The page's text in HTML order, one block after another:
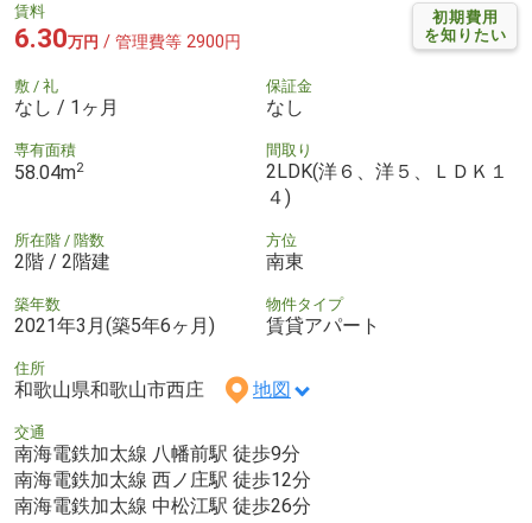
初期費用
を知りたい
賃料
6.30万円 / 管理費等 2900円
敷 / 礼
なし / 1ヶ月
保証金
なし
専有面積
58.04m2
間取り
2LDK(洋６、洋５、ＬＤＫ１
４)
所在階 / 階数
2階 / 2階建
方位
南東
築年数
2021年3月(築5年6ヶ月)
物件タイプ
賃貸アパート
住所
和歌山県和歌山市西庄 地図
交通
南海電鉄加太線 八幡前駅 徒歩9分
南海電鉄加太線 西ノ庄駅 徒歩12分
南海電鉄加太線 中松江駅 徒歩26分